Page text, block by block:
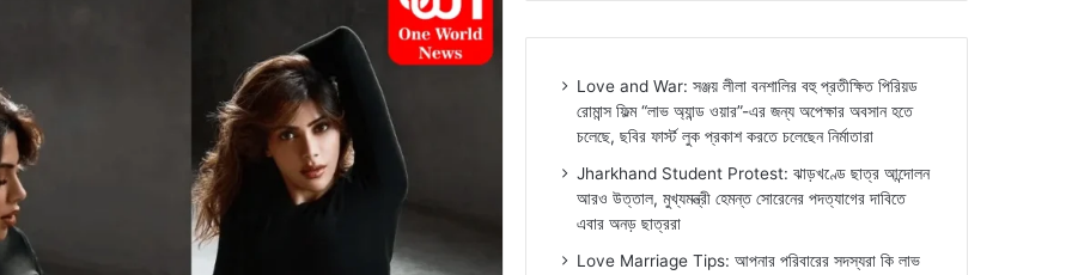
Love and War: সঞ্জয় লীলা বনশালির বহু প্রতীক্ষিত পিরিয়ড
রোমান্স ফিল্ম “লাভ অ্যান্ড ওয়ার”-এর জন্য অপেক্ষার অবসান হতে
চলেছে, ছবির ফার্স্ট লুক প্রকাশ করতে চলেছেন নির্মাতারা
Jharkhand Student Protest: ঝাড়খণ্ডে ছাত্র আন্দোলন
আরও উত্তাল, মুখ্যমন্ত্রী হেমন্ত সোরেনের পদত্যাগের দাবিতে
এবার অনড় ছাত্ররা
Love Marriage Tips: আপনার পরিবারের সদস্যরা কি লাভ